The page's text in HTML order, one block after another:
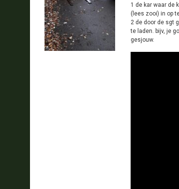
1 de kar waar de
(lees zooi) in op
2 de door de sgt
te laden. bijv, je
gesjouw.